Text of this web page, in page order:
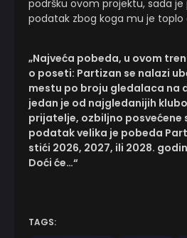
podršku ovom projektu, sada
podatak zbog koga mu je toplo
„Najveća pobeda, u ovom
o poseti: Partizan se nalazi
mestu po broju gledalaca na
jedan je od najgledanijih
prijatelje, ozbiljno
podatak velika je pobeda
stići 2026, 2027, ili 2028.
Doći će…“
TAGS: